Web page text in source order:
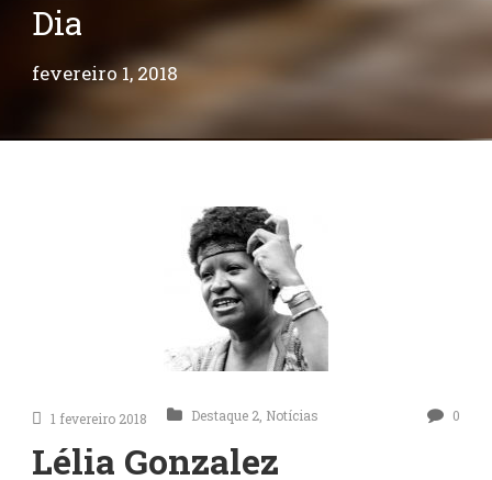
Dia
fevereiro 1, 2018
1 fevereiro 2018 Destaque 2 Notícias 0
Lélia Gonzalez